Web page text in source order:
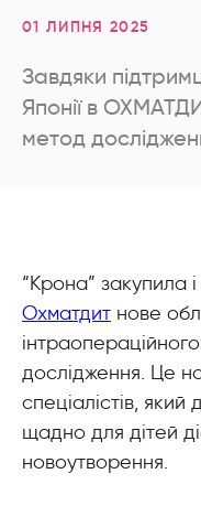
01 ЛИПНЯ 2025
Завдяки
Японії в
метод
“Крона” закупила
Охматдит нове
дослідження. Це
спеціалістів, який
щадно для дітей
новоутворення.